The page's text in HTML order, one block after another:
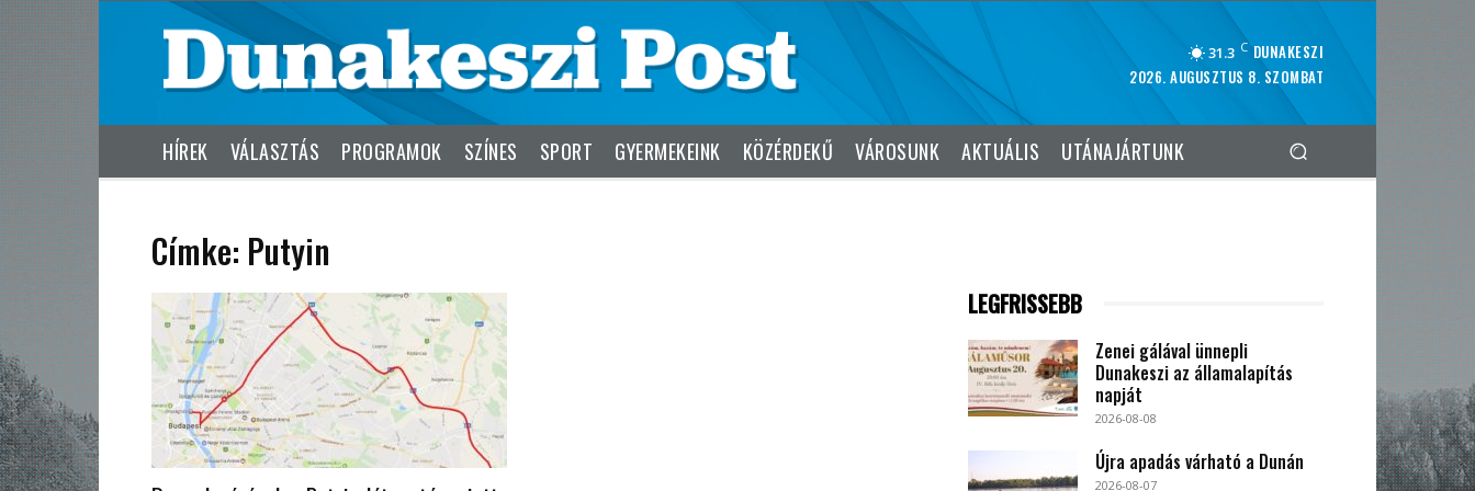
31.3 C DUNAKESZI
2026. AUGUSZTUS 8. SZOMBAT
HÍREK VÁLASZTÁS PROGRAMOK SZÍNES SPORT GYERMEKEINK KÖZÉRDEKŰ VÁROSUNK AKTUÁLIS UTÁNAJÁRTUNK
Címke: Putyin
LEGFRISSEBB
Zenei gálával ünnepli
Dunakeszi az államalapítás
napját
2026-08-08
Újra apadás várható a Dunán
2026-08-07